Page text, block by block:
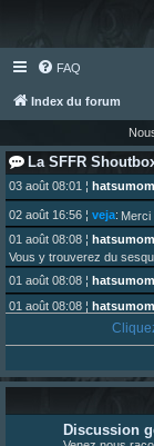
FAQ
Index du forum
La SFFR
03 août 08:01 ¦
02 août 16:56 ¦ veja: Merci
01 août 08:08 ¦
Vous y trouverez du
01 août 08:08 ¦
01 août 08:08 ¦
Aujourd'hui, c'est le yaoi
30 juil. 07:22¦
26 juil. 22:09¦
13 juil. 09:53¦
bonjour les amis, je viens
Discussion